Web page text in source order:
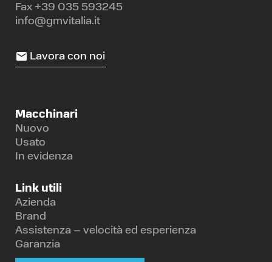
Fax +39 035 593245
info@gmvitalia.it
Lavora con noi
Macchinari
Nuovo
Usato
In evidenza
Link utili
Azienda
Brand
Assistenza – velocità ed esperienza
Garanzia